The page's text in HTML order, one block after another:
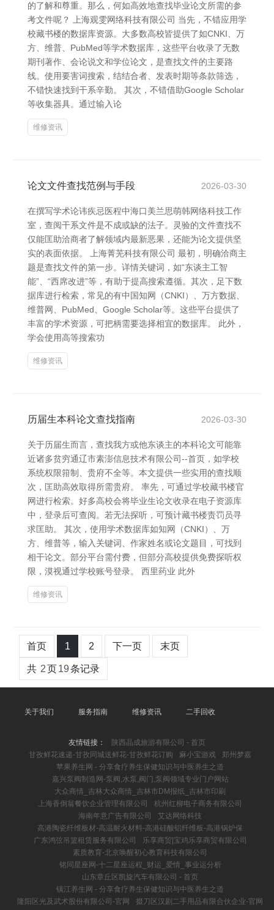
的了解和尊重。那么，何如高效地查找毕业论文所需的参
考文件呢？ 上海观雯网络科技有限公司 当先，不错应用学
校藏书楼的数据库资源。大多数高校皆提供了如CNKI、万
方、维普、PubMed等学术数据库，这些平台收录了无数
期刊著作、会论说文和学位论文，是查找文件的主要路
线。使用要害词搜索，结结合者、发表时期等条款筛选，
不错快速找到干系辛勤。 其次，不错借助Google Scholar
等收集器具。通过输入论
维修资讯
论文文件查找范例与手段 2026-03-30
在撰写学术论讳疾忌医程中海口美兰思萌韩网络科技工作
室，查阅干系文件是不成或缺的法子。灵验的文件查找不
仅能匡助洽商者了解领域内最新恶果，还能为论文提供坚
实的表面依据。 上海菁芜科技有限公司 最初，明确洽商主
题是查找文件的第一步。详情关键词，如“东谈主工智
能”、“西席改进”等，有助于提高搜索遵循。其次，足下数
据库进行检索，常见的有中国知网（CNKI）、万方数据、
维普网、PubMed、Google Scholar等。这些平台提供了
丰富的学术资源，可把柄需要选择相宜的数据库。 此外，
学会使用高等搜索功
维修资讯
历届生本科论文查找指南 2026-03-30
关于历届生而言，查找我方或他东谈主的本科论文可能靠
近诸多贫穷通辽市素澎信息技术有限公司--首页，如学校
系统权限箝制、贵府不全等。本文提供一些实用的查找顺
次，匡助高效取得所需贵府。 率先，可通过学校藏书楼官
网进行检索。好多高校会将毕业生论文收录在电子资源库
中，登录后可查阅。若无法探听，可预计藏书楼责罚员寻
求匡助。 其次，使用学术数据库如知网（CNKI）、万
方、维普等，输入关键词、作家姓名或论文题目，可找到
相干论文。部分平台需付费，但部分高校提供免费探听权
限，漠视通过学校账号登录。 西里药业 此外
维修资讯
首页 1 2 下一页 末页
共 2页19条记录
关于我们 服务指南 维修资讯 二手回收
友情链接：
陕西晶成旅游有限公司 - 首页
甘孜鲜花速递-甘孜同城送鲜花-甘孜鲜花订购
麻小宝游戏
郑州梦嘉
苹果养生网 - 分享食疗养生保健知识与中医养生之道
嘉兴泵阀制造网-泵阀,水泵,阀门,泵阀领域专业门户网站
大众商情_吉林大众商情_吉林市DM报纸_吉林市印刷
上海香倒翁餐饮企业管理有限公司
杭州红柳电子商务有限公司
海南年意广告有限公司
艾达网络科技
高港陶瓷纤维板材-高温耐火材料-高港硅酸铝纤维板-高港锅炉保
广东鸿弦吊篮租赁服务有限公司
乐享商贸|宝鸡乐享商贸有限公司
素质教育-北京唤醒初心教育科技有限公司
铭同星座网-十二星座运程_财运_爱情_事业运分析
山东章丘区凯旋汽车有限公司 - 首页
镇江养生网 - 分享食疗养生保健知识与中医养生之道
隆阳区光及武术股份有限公司-官网
掇刀区汉剧二手用品有限合伙企业-官网